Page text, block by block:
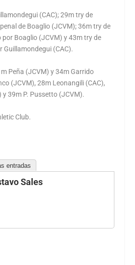
(CAC); 29m try de
de Boaglio (JCVM); 36m try de
Boaglio (JCVM) y 43m try de
Guillamondegui (CAC).
Peña (JCVM) y 34m Garrido
(JCVM), 28m Leonangili (CAC),
y 39m P. Pussetto (JCVM).
Club.
entradas
Sales